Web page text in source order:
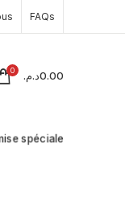
FAQs
0 0.00د.م.
spéciale